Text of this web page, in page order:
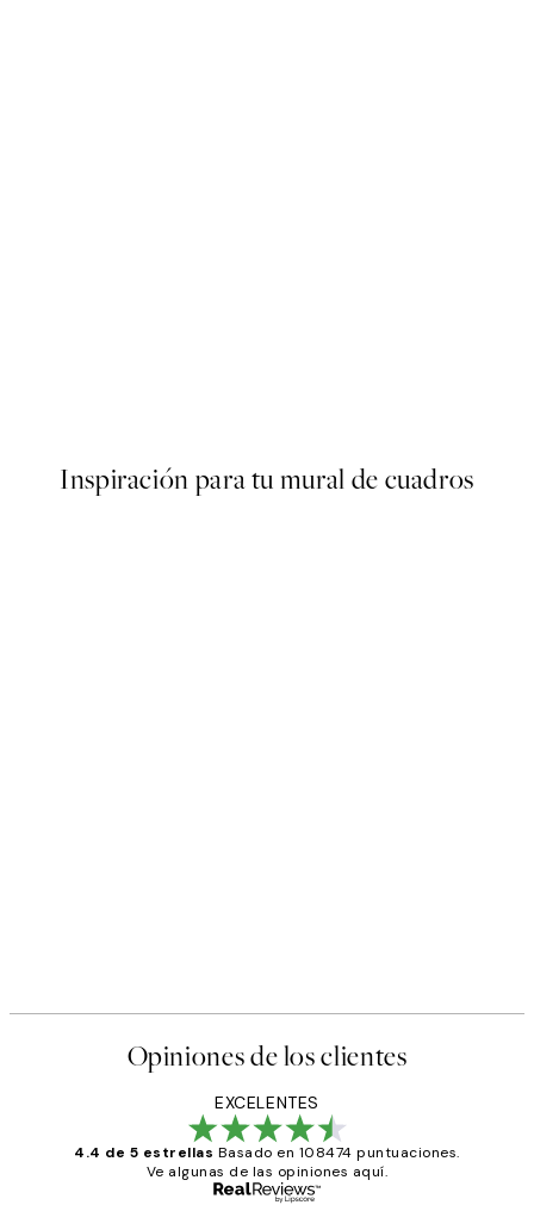
Inspiración para tu mural de cuadros
Opiniones de los clientes
EXCELENTES
4.4 de 5 estrellas Basado en 108474 puntuaciones.
Ve algunas de las opiniones aquí.